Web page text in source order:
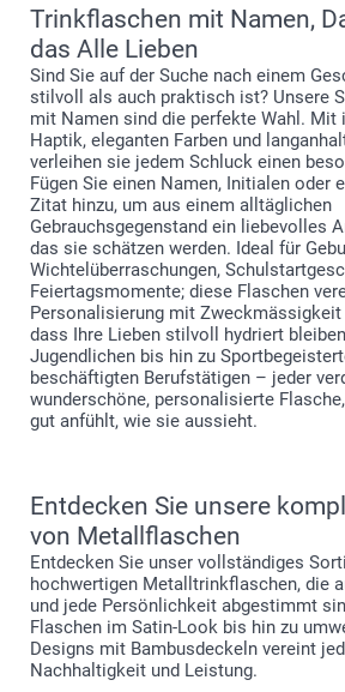
Trinkflaschen mit Namen,
das Alle Lieben
Sind Sie auf der Suche nach einem
stilvoll als auch praktisch ist? Unsere
mit Namen sind die perfekte Wahl. Mit
Haptik, eleganten Farben und
verleihen sie jedem Schluck einen
Fügen Sie einen Namen, Initialen oder
Zitat hinzu, um aus einem alltäglichen
Gebrauchsgegenstand ein liebevolles
das sie schätzen werden. Ideal für
Wichtelüberraschungen,
Feiertagsmomente; diese Flaschen
Personalisierung mit Zweckmässigkeit
dass Ihre Lieben stilvoll hydriert
Jugendlichen bis hin zu
beschäftigten Berufstätigen – jeder
wunderschöne, personalisierte
gut anfühlt, wie sie aussieht.
Entdecken Sie unsere
von Metallflaschen
Entdecken Sie unser vollständiges
hochwertigen Metalltrinkflaschen, die
und jede Persönlichkeit abgestimmt
Flaschen im Satin-Look bis hin zu
Designs mit Bambusdeckeln vereint
Nachhaltigkeit und Leistung.